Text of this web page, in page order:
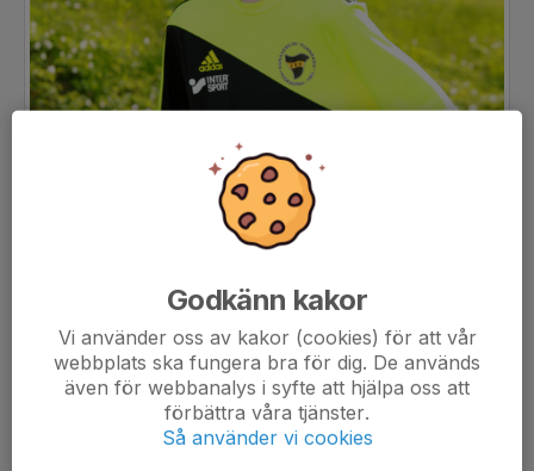
Godkänn kakor
Vi använder oss av kakor (cookies) för att vår
webbplats ska fungera bra för dig. De används
även för webbanalys i syfte att hjälpa oss att
förbättra våra tjänster.
Så använder vi cookies